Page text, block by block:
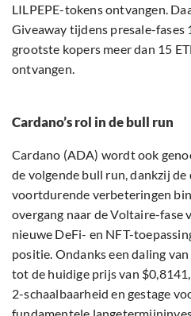
LILPEPE-tokens ontvangen.
Giveaway tijdens presale-fases
grootste kopers meer dan 15
ontvangen.
Cardano’s rol in de bull run
Cardano (ADA) wordt ook
de volgende bull run, dankzij de
voortdurende verbeteringen
overgang naar de Voltaire-fase
nieuwe DeFi- en NFT-
positie. Ondanks een daling
tot de huidige prijs van
2-schaalbaarheid en gestage